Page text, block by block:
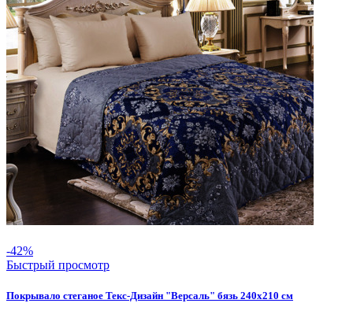
-42%
Быстрый просмотр
Покрывало стеганое Текс-Дизайн "Версаль" бязь 240х210 см